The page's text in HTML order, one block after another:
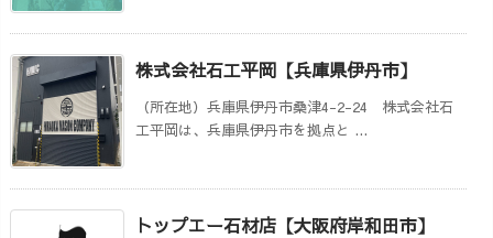
株式会社石工平岡【兵庫県伊丹市】
（所在地）兵庫県伊丹市桑津4-2-24 株式会社石
工平岡は、兵庫県伊丹市を拠点と ...
トップエー石材店【大阪府岸和田市】